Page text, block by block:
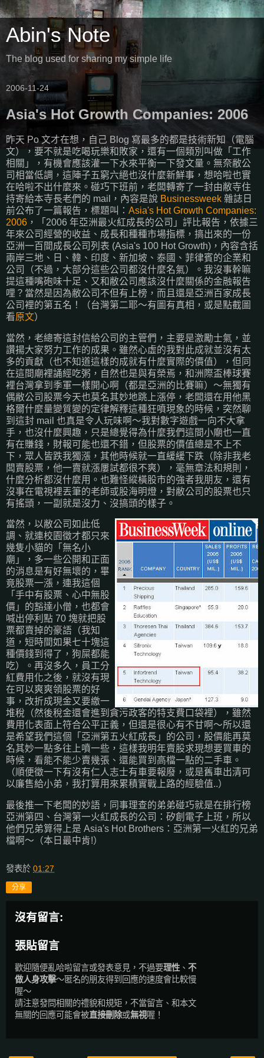
Abin's Note
The blog used for sharing my simple life
2006-11-24
Asia's Hot Growth Companies: 2006
昨天 Po 文才在想，自己 Blog 寫最多的都是技術新知（電腦
文），要不就是吃喝玩樂和敗家，還有一個類別叫做「工作
相關」，有機會應該灌一下水來平衡一下發文量。無奈敝公
司相當低調，這陣子五窮六絕也沒什麼新鮮事，想哈啦也實
在哈啦不出什麼來。碰巧下班前，老闆轉寄了一封由敝寺住
持寄給本寺長老們的 mail，內容是說 Businessweek 雜誌日
前公布了一篇報告，標題叫： Asia's Hot Growth Companies:
2006 ，「2006 年亞洲最火紅成長的公司」評比報告，依據三
年來公司經營的收益、成長和種種市場指標，搞出來的一份
亞洲一百間成長公司列表 (Asia's 100 Hot Growth)，內容含括
兩岸三地、日、韓、印度、新加坡、泰國、菲律賓的企業和
公司（不過，大部分這些公司都沒什麼名氣）。我沒事幹嘛
提這種嘴砲味十足、又和敝公司應該沒什麼關係的金融報告
哩？當然是因為敝公司不但有上榜，而且還是亞洲百家成長
公司裡的第五名！（台灣第二耶～有圖有真相，或是點截圖
看原文）
當然，老總寄這封信給公司的主管們，主要是激勵士氣，並
讚揚大家努力工作的成果。雖然心虛的我對此成就並沒有太
多的貢獻（也不知道這樣的成就有什麼實際的價值），但同
在這間廟裡誦經吃粥，自然也是與有榮焉，和洲際盃棒球賽
裡台灣拿到季軍一樣開心啊（都是亞洲的比賽嘛）～無獨有
偶敝公司股票今天也莫名其妙地跳上漲停，老闆還在用他黑
格爾什麼量變質變的定律解釋這種狂噴現象的時候，突然聊
到這封 mail 也真是令人玩味啊～我對數字遊戲一向不大拿
手，也沒什麼興趣，只是總覺得為什麼我們這間小廟也一直
有在賺錢，財報可能也還不錯，但股票的價值總是不上不
下，眾人皆跌我獨漲，其他時候就一直緩緩下跌（除非我老
闆賣股票，他一賣就漲屢試都很不爽），毫無章法和規則，
什麼分析都沒什麼用。也難怪縱橫股市的強者我朋友，還有
沒事在電視裡丟筆的老師或股海明燈，對敝公司的股票也只
有搖頭，一副就是沒力、沒搞頭的樣子。
當然，以敝公司如此低
調、就連校園徵才都只來
幾隻小貓的「無名小
廟」，多一些公開和正面
的消息是有好無壞的，畢
竟股票一漲，連我這個
「手中有股票、心中無股
價」的豁達小僧，也都會
喊出停利點 70 塊就把股
票都賣掉的豪語（我知
道，短時間如果七十塊這
種價錢到得了，狗屎都能
吃）。再沒多久，員工分
紅費用化之後，就沒有現
在可以爽爽領股票的好
事，改折成現金又要繳一
堆稅（然後稅金還會進到貪污政客的特支費口袋裡），雖然
費用化表面上符合公平正義，但還是很心有不甘啊～所以還
是希望我們這個「亞洲第五火紅成長」的公司，股價能再莫
名其妙一點多往上噴一些，這樣我明年賣股求現想要買車的
時候，看能不能少賣幾張、還能買到高檔一點的二手車。
（順便徵一下有沒有仁人志士有車要報廢，或是舊車出清可
以廉售給小弟，我打算用來累積實戰上路的經驗值..）
最後推一下老闆的妙語，同事理查的弟弟碰巧就是在排行榜
亞洲第四、台灣第一火紅成長的公司：矽創電子上班，所以
他們兄弟算得上是 Asia's Hot Brothers：亞洲第一火紅的兄弟
檔啊～（本日最中肯!）
發表於 01:27
分享
沒有留言:
張貼留言
歡迎隨便亂哈啦留言或發表意見，不過要理性 、 不
做人身攻擊～匿名的朋友得到回應的速度會比較慢
喔～
請注意發問相關的禮貌和規矩，不當留言、和本文
無關的回應可能會被直接刪除或無視喔！